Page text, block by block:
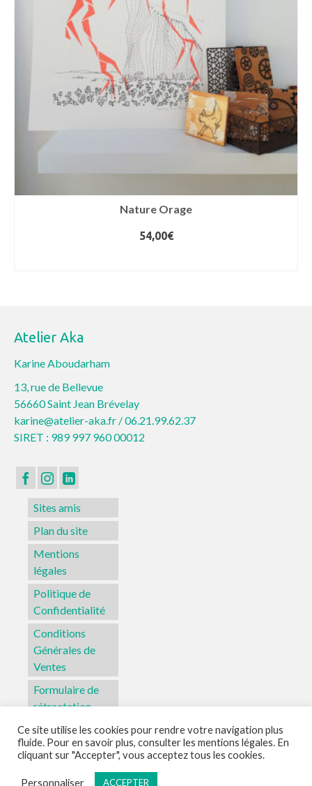
Nature Orage
54,00€
Atelier Aka
Karine Aboudarham
13, rue de Bellevue
56660 Saint Jean Brévelay
karine@atelier-aka.fr /06.21.99.62.37
SIRET : 989 997 960 00012
Sites amis
Plan du site
Mentions
légales
Politique de
Confidentialité
Conditions
Générales de
Ventes
Formulaire de
rétractation
Sites amis Plan du site Mentions légales Politique de Confidentialité
Ce site utilise les cookies pour rendre votre navigation plus
fluide. Pour en savoir plus, consulter les mentions légales. En
cliquant sur "Accepter", vous acceptez tous les cookies.
Personnaliser ACCEPTER